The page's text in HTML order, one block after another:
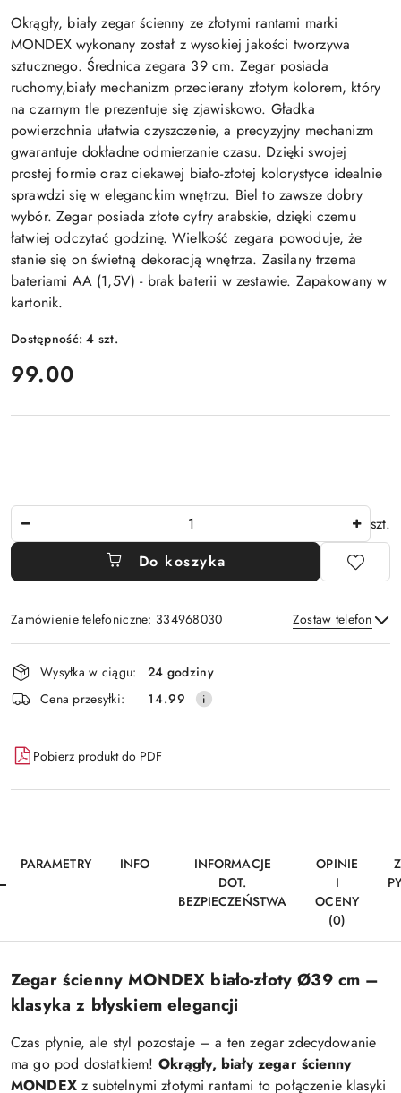
Okrągły, biały zegar ścienny ze złotymi rantami marki
MONDEX wykonany został z wysokiej jakości tworzywa
sztucznego. Średnica zegara 39 cm. Zegar posiada
ruchomy,biały mechanizm przecierany złotym kolorem, który
na czarnym tle prezentuje się zjawiskowo. Gładka
powierzchnia ułatwia czyszczenie, a precyzyjny mechanizm
gwarantuje dokładne odmierzanie czasu. Dzięki swojej
prostej formie oraz ciekawej biało-złotej kolorystyce idealnie
sprawdzi się w eleganckim wnętrzu. Biel to zawsze dobry
wybór. Zegar posiada złote cyfry arabskie, dzięki czemu
łatwiej odczytać godzinę. Wielkość zegara powoduje, że
stanie się on świetną dekoracją wnętrza. Zasilany trzema
bateriami AA (1,5V) - brak baterii w zestawie. Zapakowany w
kartonik.
Dostępność:4 szt.
cena:
99.00
szt.
Do koszyka
Zamówienie telefoniczne: 334968030 Zostaw telefon
Wyślij
Dostępność
i
dostawa
Wysyłka w ciągu:
24 godziny
Cena przesyłki:
14.99
Pobierz produkt do PDF
PARAMETRY INFO
INFORMACJE
DOT.
BEZPIECZEŃSTWA
OPINIE
I
OCENY
(0)
Zegar ścienny MONDEX biało-złoty Ø39 cm –
klasyka z błyskiem elegancji
Czas płynie, ale styl pozostaje – a ten zegar zdecydowanie
ma go pod dostatkiem! Okrągły, biały zegar ścienny
MONDEXz subtelnymi złotymi rantami to połączenie klasyki